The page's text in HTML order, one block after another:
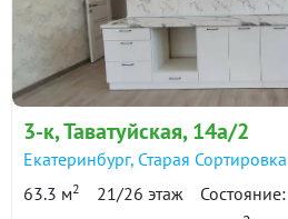
3-к, Таватуйская, 14а/2
Екатеринбург, Старая Сортировка
63.3 м2 21/26 этаж